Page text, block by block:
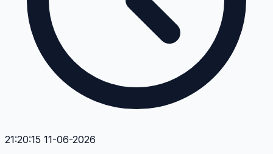
21:20:15 11-06-2026